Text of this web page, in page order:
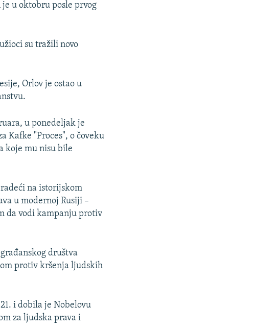
u oktobru posle prvog
su tražili novo
Orlov je ostao u
u ponedeljak je
Kafke "Proces", o čoveku
koje mu nisu bile
na istorijskom
u modernoj Rusiji –
da vodi kampanju protiv
društva
protiv kršenja ljudskih
i dobila je Nobelovu
za ljudska prava i